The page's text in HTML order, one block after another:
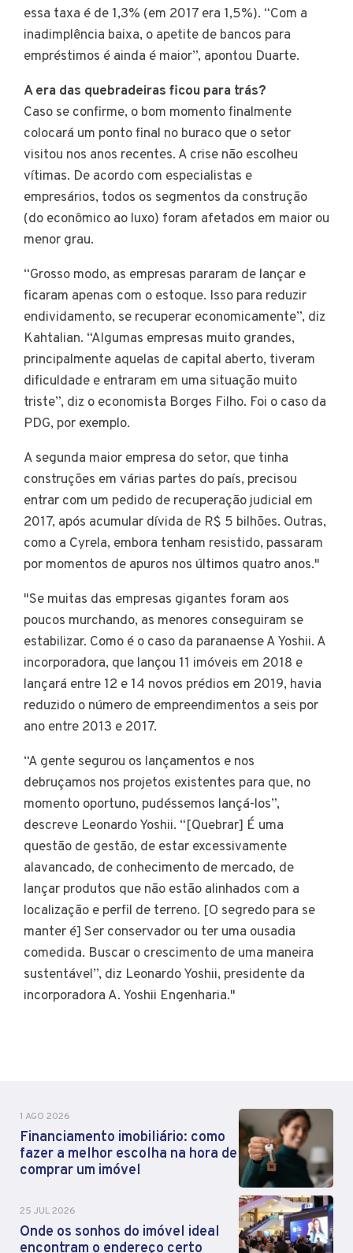
essa taxa é de 1,3% (em 2017 era 1,5%). “Com a
inadimplência baixa, o apetite de bancos para
empréstimos é ainda é maior”, apontou Duarte.
A era das quebradeiras ficou para trás?
Caso se confirme, o bom momento finalmente
colocará um ponto final no buraco que o setor
visitou nos anos recentes. A crise não escolheu
vítimas. De acordo com especialistas e
empresários, todos os segmentos da construção
(do econômico ao luxo) foram afetados em maior ou
menor grau.
“Grosso modo, as empresas pararam de lançar e
ficaram apenas com o estoque. Isso para reduzir
endividamento, se recuperar economicamente”, diz
Kahtalian. “Algumas empresas muito grandes,
principalmente aquelas de capital aberto, tiveram
dificuldade e entraram em uma situação muito
triste”, diz o economista Borges Filho. Foi o caso da
PDG, por exemplo.
A segunda maior empresa do setor, que tinha
construções em várias partes do país, precisou
entrar com um pedido de recuperação judicial em
2017, após acumular dívida de R$ 5 bilhões. Outras,
como a Cyrela, embora tenham resistido, passaram
por momentos de apuros nos últimos quatro anos."
"Se muitas das empresas gigantes foram aos
poucos murchando, as menores conseguiram se
estabilizar. Como é o caso da paranaense A Yoshii. A
incorporadora, que lançou 11 imóveis em 2018 e
lançará entre 12 e 14 novos prédios em 2019, havia
reduzido o número de empreendimentos a seis por
ano entre 2013 e 2017.
“A gente segurou os lançamentos e nos
debruçamos nos projetos existentes para que, no
momento oportuno, pudéssemos lançá-los”,
descreve Leonardo Yoshii. “[Quebrar] É uma
questão de gestão, de estar excessivamente
alavancado, de conhecimento de mercado, de
lançar produtos que não estão alinhados com a
localização e perfil de terreno. [O segredo para se
manter é] Ser conservador ou ter uma ousadia
comedida. Buscar o crescimento de uma maneira
sustentável”, diz Leonardo Yoshii, presidente da
incorporadora A. Yoshii Engenharia."
1 AGO 2026
Financiamento imobiliário: como
fazer a melhor escolha na hora de
comprar um imóvel
25 JUL 2026
Onde os sonhos do imóvel ideal
encontram o endereço certo